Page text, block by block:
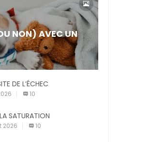
NON) AVEC UN
sujet très controversé.
que la présence de
DE L’ÉCHEC
10
LA SATURATION
2026 10